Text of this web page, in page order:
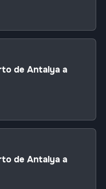
de Antalya a
de Antalya a